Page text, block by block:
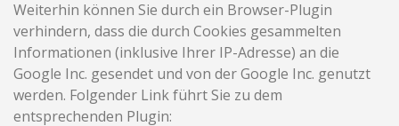
Weiterhin können Sie durch ein Browser-Plugin
verhindern, dass die durch Cookies gesammelten
Informationen (inklusive Ihrer IP-Adresse) an die
Google Inc. gesendet und von der Google Inc. genutzt
werden. Folgender Link führt Sie zu dem
entsprechenden Plugin: